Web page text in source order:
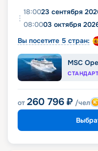
18:0023 сентября
08:0003 октября
Вы посетите 5 стран:
MSC
от 260 796 ₽ /чел